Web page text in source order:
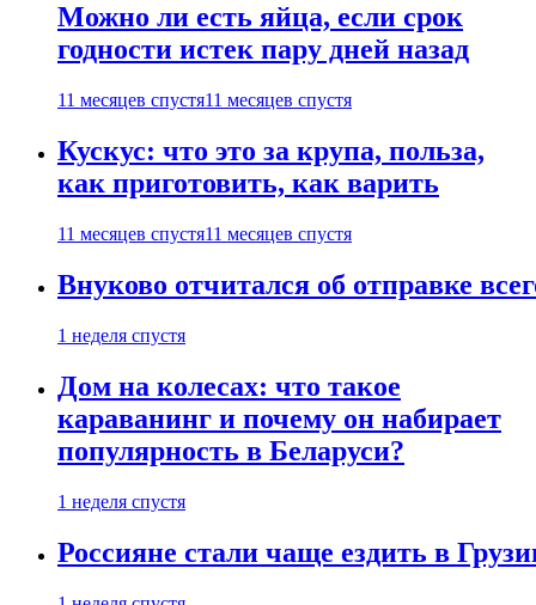
Можно ли есть яйца, если срок
годности истек пару дней назад
11 месяцев спустя11 месяцев спустя
Кускус: что это за крупа, польза,
как приготовить, как варить
11 месяцев спустя11 месяцев спустя
Внуково отчитался об отправке
1 неделя спустя
Дом на колесах: что такое
караванинг и почему он набирает
популярность в Беларуси?
1 неделя спустя
Россияне стали чаще ездить в